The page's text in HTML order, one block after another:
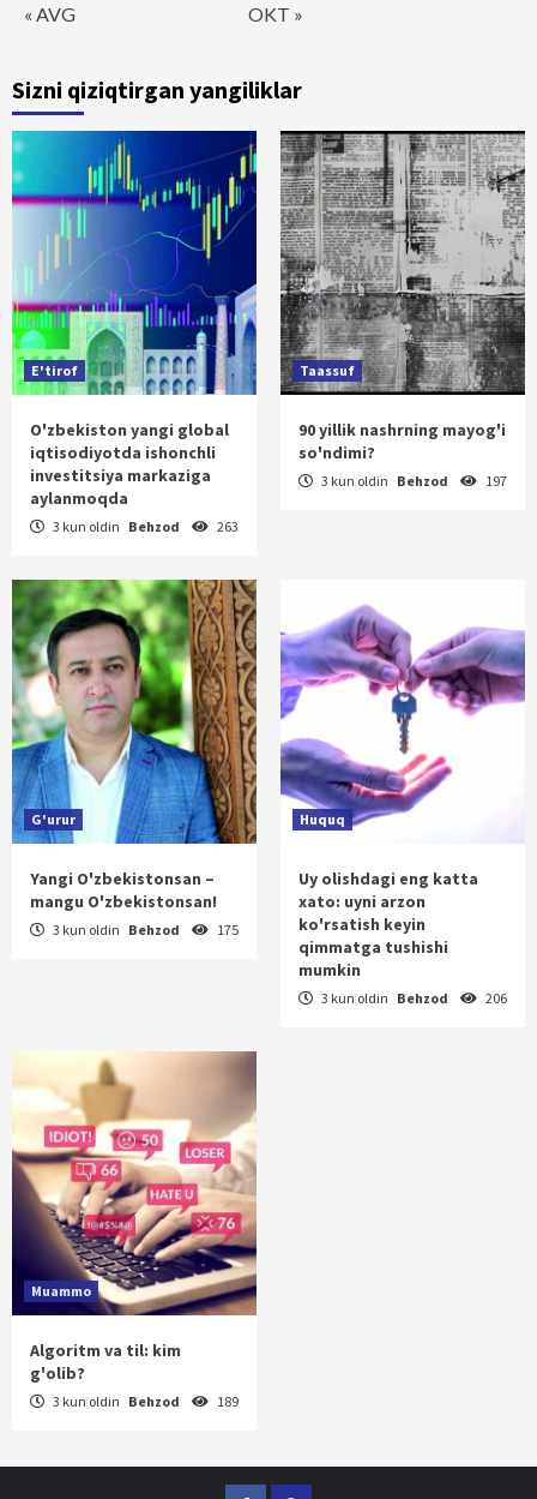
« AVG OKT »
Sizni qiziqtirgan yangiliklar
E'tirof
O'zbekiston yangi global
iqtisodiyotda ishonchli
investitsiya markaziga
aylanmoqda
3 kun oldin Behzod 263
Taassuf
90 yillik nashrning mayog'i
so'ndimi?
3 kun oldin Behzod 197
G'urur
Yangi O'zbekistonsan –
mangu O'zbekistonsan!
3 kun oldin Behzod 175
Huquq
Uy olishdagi eng katta
xato: uyni arzon
ko'rsatish keyin
qimmatga tushishi
mumkin
3 kun oldin Behzod 206
Muammo
Algoritm va til: kim
g'olib?
3 kun oldin Behzod 189